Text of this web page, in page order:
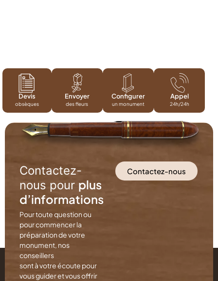
Devis
obsèques
Envoyer
des fleurs
Configurer
un monument
Appel
24h/24h
Contactez-
nous pour plus
d’informations
Pour toute question ou
pour commencer la
préparation de votre
monument, nos
conseillers
sont à votre écoute pour
vous guider et vous offrir
Contactez-nous